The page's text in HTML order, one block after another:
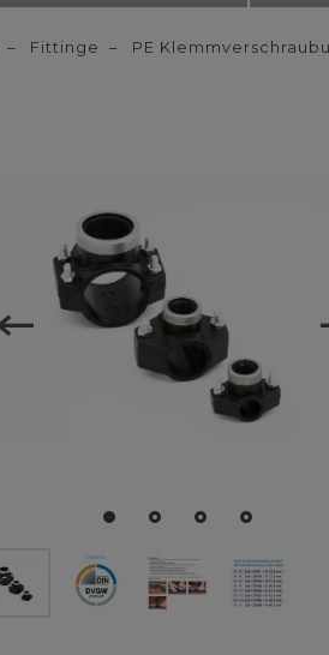
Fittinge PE